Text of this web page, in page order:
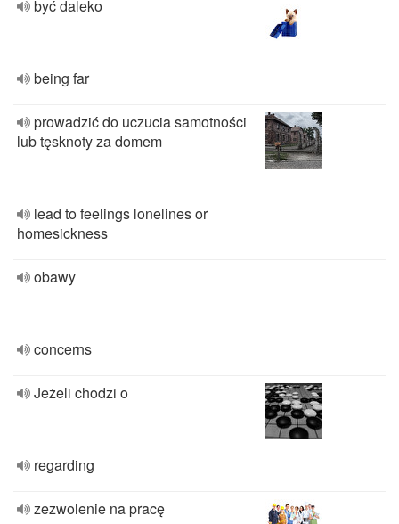
być daleko
being far
prowadzić do uczucia samotności
lub tęsknoty za domem
lead to feelings lonelines or
homesickness
obawy
concerns
Jeżeli chodzi o
regarding
zezwolenie na pracę